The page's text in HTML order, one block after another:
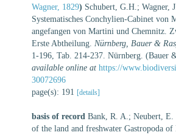
Wagner, 1829) Schubert, G.H.; Wagner,
Systematisches Conchylien-Cabinet von
angefangen von Martini und Chemnitz.
Erste Abtheilung. Nürnberg, Bauer &
1-196, Tab. 214-237. Nürnberg. (Bauer &
available online at https://
30072696
page(s): 191 [details]
basis of record Bank, R. A.; Neubert,
of the land and freshwater Gastropoda of